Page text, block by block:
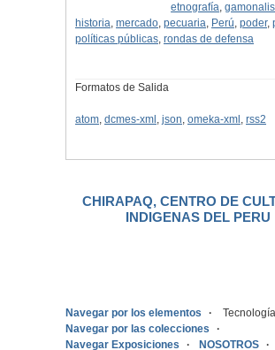
etnografía,
historia, mercado, pecuaria, Perú, poder,
políticas públicas, rondas de defensa
Formatos de Salida
atom, dcmes-xml , json, omeka-xml , rss2
CHIRAPAQ, CENTRO DE
INDIGENAS DEL PERU
Navegar por los elementos
Navegar por las colecciones
Navegar Exposiciones
NOSOTROS